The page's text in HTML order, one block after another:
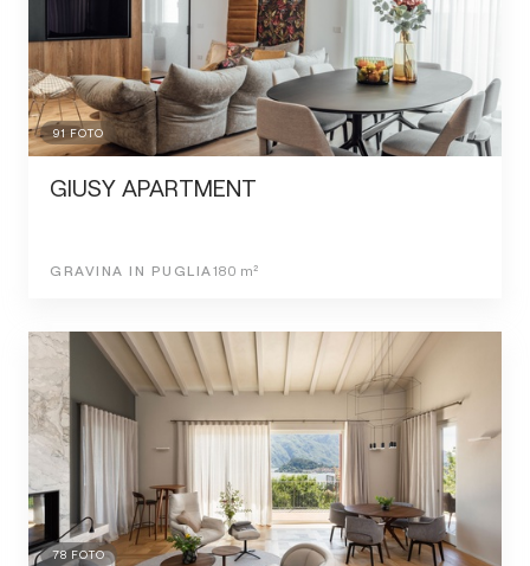
91 FOTO
GIUSY APARTMENT
GRAVINA IN PUGLIA 180 m²
78FOTO